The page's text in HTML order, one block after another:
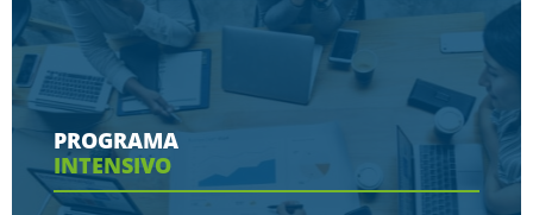
Conoce aquí las herramientas con las que
contaras en tu programa
Ver más
PROGRAMA
INTENSIVO